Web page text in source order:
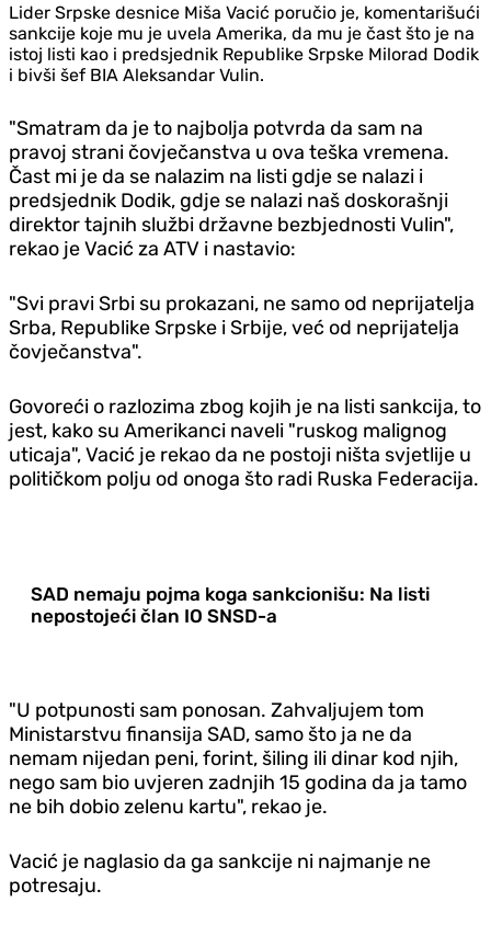
Lider Srpske desnice Miša Vacić poručio je, komentarišući
sankcije koje mu je uvela Amerika, da mu je čast što je na
istoj listi kao i predsjednik Republike Srpske Milorad Dodik
i bivši šef BIA Aleksandar Vulin.
"Smatram da je to najbolja potvrda da sam na
pravoj strani čovječanstva u ova teška vremena.
Čast mi je da se nalazim na listi gdje se nalazi i
predsjednik Dodik, gdje se nalazi naš doskorašnji
direktor tajnih službi državne bezbjednosti Vulin",
rekao je Vacić za ATV i nastavio:
"Svi pravi Srbi su prokazani, ne samo od neprijatelja
Srba, Republike Srpske i Srbije, već od neprijatelja
čovječanstva".
Govoreći o razlozima zbog kojih je na listi sankcija, to
jest, kako su Amerikanci naveli "ruskog malignog
uticaja", Vacić je rekao da ne postoji ništa svjetlije u
političkom polju od onoga što radi Ruska Federacija.
SAD nemaju pojma koga sankcionišu: Na listi
nepostojeći član IO SNSD-a
"U potpunosti sam ponosan. Zahvaljujem tom
Ministarstvu finansija SAD, samo što ja ne da
nemam nijedan peni, forint, šiling ili dinar kod njih,
nego sam bio uvjeren zadnjih 15 godina da ja tamo
ne bih dobio zelenu kartu", rekao je.
Vacić je naglasio da ga sankcije ni najmanje ne
potresaju.